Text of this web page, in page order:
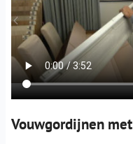
Vouwgordijnen